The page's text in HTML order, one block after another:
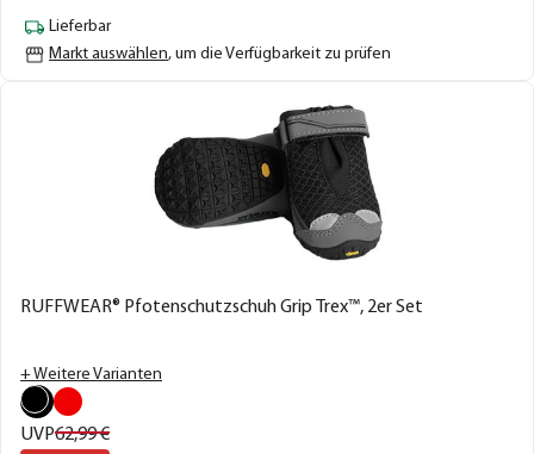
Lieferbar
Markt auswählen, um die Verfügbarkeit zu prüfen
RUFFWEAR® Pfotenschutzschuh Grip Trex™, 2er Set
+ Weitere Varianten
UVP62,99€